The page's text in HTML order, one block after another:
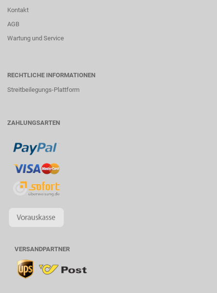
Kontakt
AGB
Wartung und Service
RECHTLICHE INFORMATIONEN
Streitbeilegungs-Plattform
ZAHLUNGSARTEN
VERSANDPARTNER